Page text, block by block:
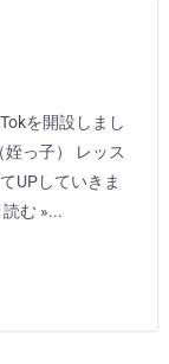
を開設しまし
っ子） レッス
UPしていきま
む »...